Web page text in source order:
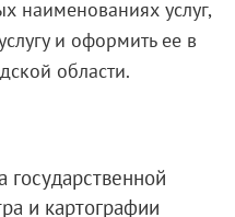
наименованиях услуг,
и оформить ее в
области.
и картографии